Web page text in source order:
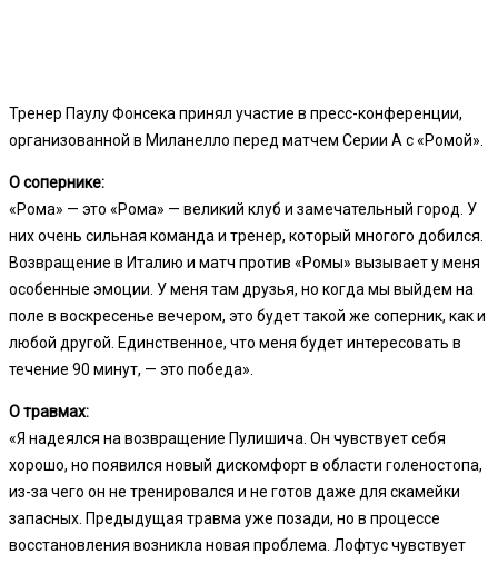
Тренер Паулу Фонсека принял участие в пресс-конференции,
организованной в Миланелло перед матчем Серии А с «Ромой».
О сопернике:
«Рома» — это «Рома» — великий клуб и замечательный город. У
них очень сильная команда и тренер, который многого добился.
Возвращение в Италию и матч против «Ромы» вызывает у меня
особенные эмоции. У меня там друзья, но когда мы выйдем на
поле в воскресенье вечером, это будет такой же соперник, как и
любой другой. Единственное, что меня будет интересовать в
течение 90 минут, — это победа».
О травмах:
«Я надеялся на возвращение Пулишича. Он чувствует себя
хорошо, но появился новый дискомфорт в области голеностопа,
из-за чего он не тренировался и не готов даже для скамейки
запасных. Предыдущая травма уже позади, но в процессе
восстановления возникла новая проблема. Лофтус чувствует